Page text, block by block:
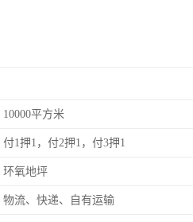
10000平方米
付1押1，付2押1，付3押1
环氧地坪
物流、快递、自有运输